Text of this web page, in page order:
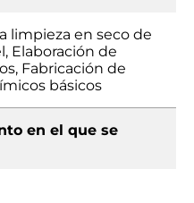
limpieza en seco de
Elaboración de
Fabricación de
básicos
en el que se